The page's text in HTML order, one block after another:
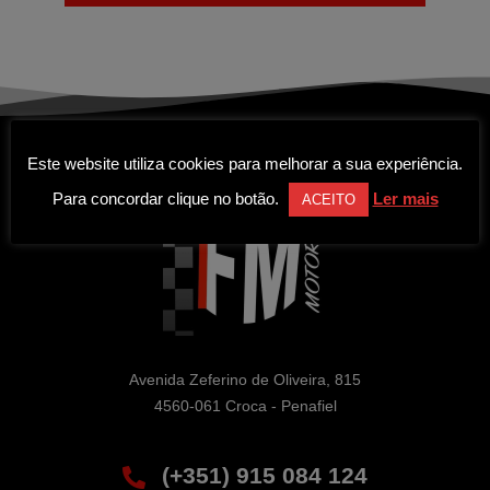
Avenida Zeferino de Oliveira, 815
4560-061 Croca - Penafiel
(+351) 915 084 124
Este website utiliza cookies para melhorar a sua experiência.
Para concordar clique no botão.
ACEITO Ler mais